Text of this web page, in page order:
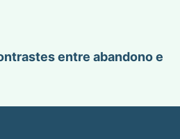
entre abandono e